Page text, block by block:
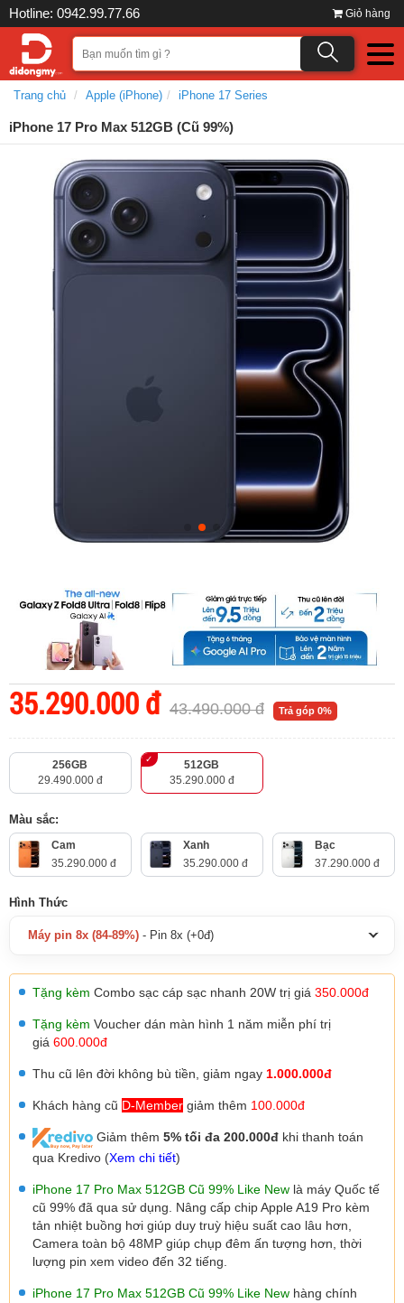
Hotline: 0942.99.77.66 Giỏ hàng
Trang chủ Apple (iPhone) iPhone 17 Series
iPhone 17 Pro Max 512GB (Cũ 99%)
35.290.000 đ 43.490.000 đ Trả góp 0%
256GB
29.490.000 đ
512GB
35.290.000 đ
Màu sắc:
Cam
35.290.000 đ
Xanh
35.290.000 đ
Bạc
37.290.000 đ
Hình Thức
Máy pin 8x (84-89%) - Pin 8x (+0đ)
Tặng kèm Combo sạc cáp sạc nhanh 20W trị giá 350.000đ
Tặng kèm Voucher dán màn hình 1 năm miễn phí trị
giá 600.000đ
Thu cũ lên đời không bù tiền, giảm ngay 1.000.000đ
Khách hàng cũ D-Member giảm thêm 100.000đ
Giảm thêm 5% tối đa 200.000đ khi thanh toán
qua Kredivo (Xem chi tiết)
iPhone 17 Pro Max 512GB Cũ 99% Like New là máy Quốc tế
cũ 99% đã qua sử dụng. Nâng cấp chip Apple A19 Pro kèm
tản nhiệt buồng hơi giúp duy truỳ hiệu suất cao lâu hơn,
Camera toàn bộ 48MP giúp chụp đêm ấn tượng hơn, thời
lượng pin xem video đến 32 tiếng.
iPhone 17 Pro Max 512GB Cũ 99% Like New hàng chính